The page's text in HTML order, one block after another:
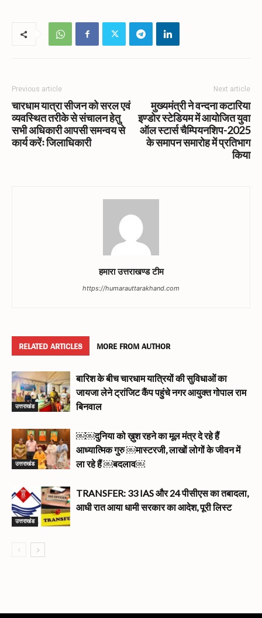
Previous article
चारधाम यात्रा सीजन को सरल एवं
व्यवस्थित तरीके से संचालन हेतु
सभी अधिकारी आपसी समन्वय से
कार्य करेंः जिलाधिकारी
Next article
मुख्यमंत्री ने वन्दना कटारिया
इण्डोर स्टेडियम में आयोजित युवा
ऑल स्टार्स चैम्पियनशिप-2025
के समापन समारोह में प्रतिभाग
किया
हमारा उत्तराखण्ड टीम
https://humarauttarakhand.com
RELATED ARTICLES MORE FROM AUTHOR
उत्तराखंड
बारिश के बीच चारधाम यात्रियों की सुविधाओं का
जायजा लेने ट्रांजिट कैंप पहुंचे नगर आयुक्त गोपाल राम
बिनवाल
उत्तराखंड
￼￼दुनिया को ख़ुश रहने का मूल मंत्र दे रहे हैं
आध्यात्मिक गुरु ￼मास्टरजी, लाखों लोगों के जीवन में
ला रहे हैं ￼बदलाव￼
उत्तराखंड
TRANSFER: 33 IAS और 24 पीसीएस का तबादला,
आधी रात आया धामी सरकार का आदेश, पूरी लिस्ट